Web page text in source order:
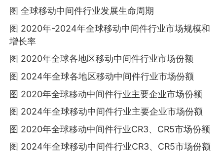
图 全球移动中间件行业发展生命周期
图 2020年-2024年全球移动中间件行业市场规模和
增长率
图 2020年全球各地区移动中间件行业市场份额
图 2024年全球各地区移动中间件行业市场份额
图 2020年全球移动中间件行业主要企业市场份额
图 2024年全球移动中间件行业主要企业市场份额
图 2020年全球移动中间件行业CR3、CR5市场份额
图 2024年全球移动中间件行业CR3、CR5市场份额